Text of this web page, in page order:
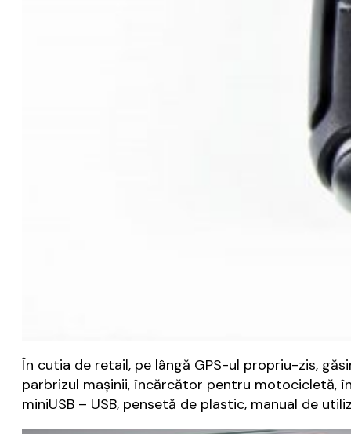
În cutia de retail, pe lângă GPS-ul propriu-zis,
parbrizul mașinii, încărcător pentru motocicletă,
miniUSB – USB, pensetă de plastic, manual de